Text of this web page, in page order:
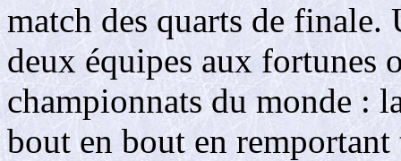
match des quarts de finale.
deux équipes aux fortunes
championnats du monde :
bout en bout en remportant